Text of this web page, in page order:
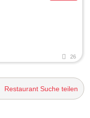
26
Restaurant Suche teilen